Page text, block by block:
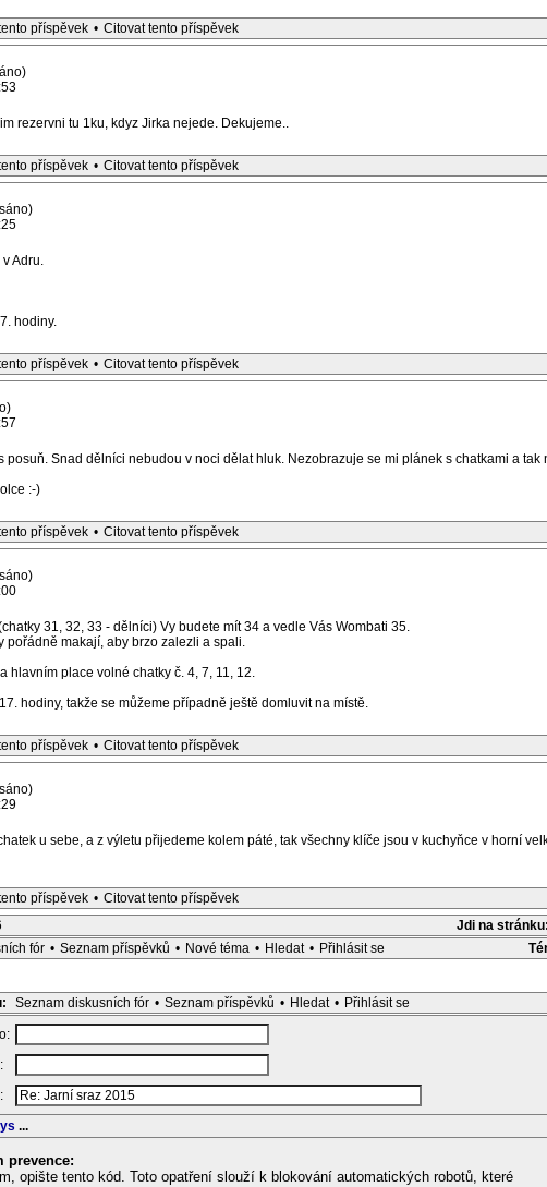
příspěvek • Citovat tento příspěvek
rezervni tu 1ku, kdyz Jirka nejede. Dekujeme..
příspěvek • Citovat tento příspěvek
Adru.
hodiny.
příspěvek • Citovat tento příspěvek
posuň. Snad dělníci nebudou v noci dělat hluk. Nezobrazuje se mi plánek s chatkami a
:-)
příspěvek • Citovat tento příspěvek
31, 32, 33 - dělníci) Vy budete mít 34 a vedle Vás Wombati 35.
pořádně makají, aby brzo zalezli a spali.
hlavním place volné chatky č. 4, 7, 11, 12.
hodiny, takže se můžeme případně ještě domluvit na místě.
příspěvek • Citovat tento příspěvek
u sebe, a z výletu přijedeme kolem páté, tak všechny klíče jsou v kuchyňce v horní
příspěvek • Citovat tento příspěvek
Jdi na stránku:
fór • Seznam příspěvků • Nové téma • Hledat • Přihlásit se
Seznam diskusních fór • Seznam příspěvků • Hledat • Přihlásit se
...
prevence:
opište tento kód. Toto opatření slouží k blokování automatických robotů, které